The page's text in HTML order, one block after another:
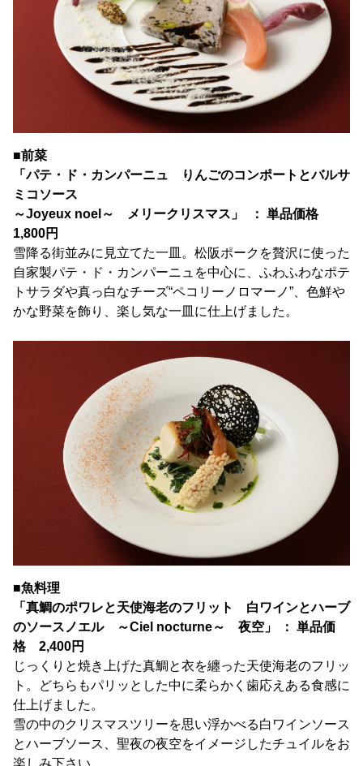
■前菜
「パテ・ド・カンパーニュ りんごのコンポートとバルサ
ミコソース
～Joyeux noel～ メリークリスマス」 ： 単品価格
1,800円
雪降る街並みに見立てた一皿。松阪ポークを贅沢に使った
自家製パテ・ド・カンパーニュを中心に、ふわふわなポテ
トサラダや真っ白なチーズ“ペコリーノロマーノ”、色鮮や
かな野菜を飾り、楽し気な一皿に仕上げました。
■魚料理
「真鯛のポワレと天使海老のフリット 白ワインとハーブ
のソースノエル ～Ciel nocturne～ 夜空」 ： 単品価
格 2,400円
じっくりと焼き上げた真鯛と衣を纏った天使海老のフリッ
ト。どちらもパリッとした中に柔らかく歯応えある食感に
仕上げました。
雪の中のクリスマスツリーを思い浮かべる白ワインソース
とハーブソース、聖夜の夜空をイメージしたチュイルをお
楽しみ下さい。